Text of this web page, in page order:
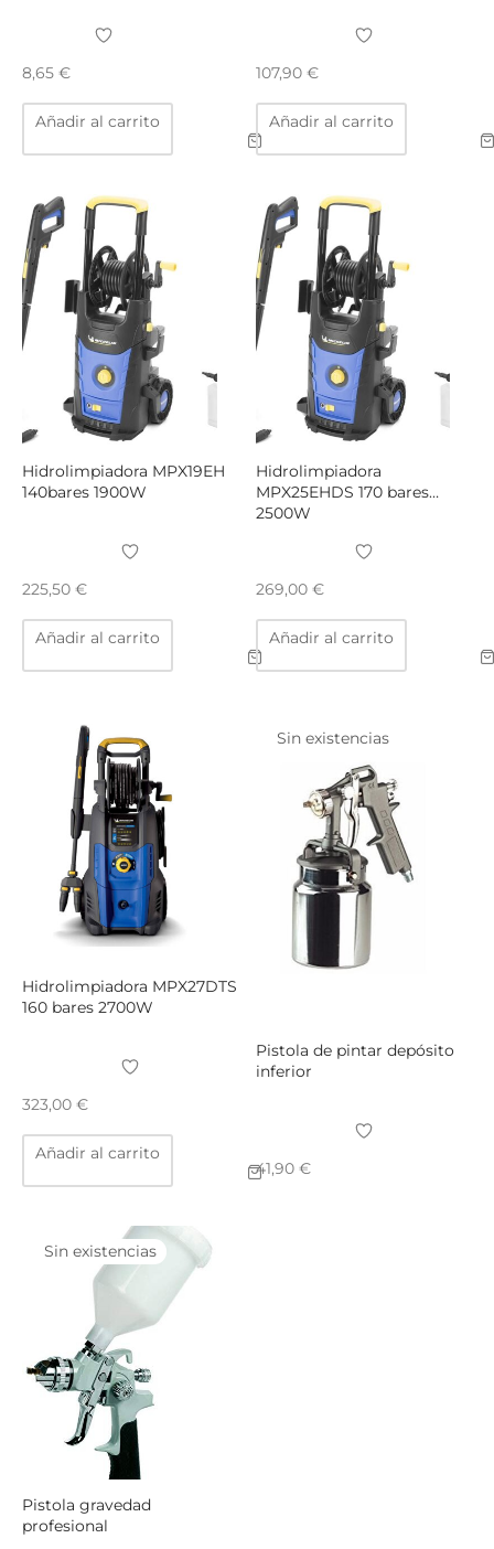
8,65 €
Añadir al carrito
107,90 €
Añadir al carrito
Hidrolimpiadora MPX19EH
140bares 1900W
225,50 €
Añadir al carrito
Hidrolimpiadora
MPX25EHDS 170 bares
2500W
269,00 €
Añadir al carrito
Hidrolimpiadora MPX27DTS
160 bares 2700W
323,00 €
Añadir al carrito
Sin existencias
Pistola de pintar depósito
inferior
41,90 €
Sin existencias
Pistola gravedad
profesional
ADHESIVOS Y COLAS
Y SUELOS
TINTES Y MANUALIDADES